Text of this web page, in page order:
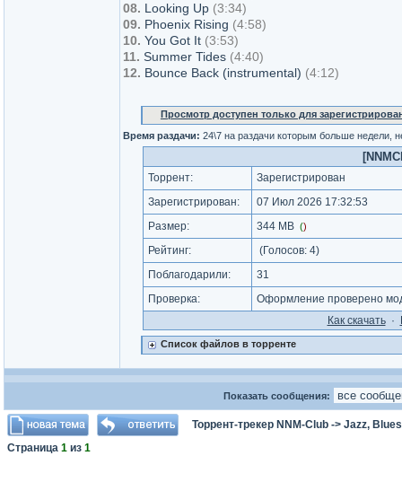
08. Looking Up (3:34)
09. Phoenix Rising (4:58)
10. You Got It (3:53)
11. Summer Tides (4:40)
12. Bounce Back (instrumental) (4:12)
Просмотр доступен только для
Время раздачи: 24\7 на раздачи которым больше недели,
Торрент:
Зарегистрирован
Зарегистрирован:
07 Июл 2026 17:32:53
Размер:
344 MB ()
Рейтинг: (Голосов: 4)
Поблагодарили:
31
Проверка:
Оформление проверено
Как cкачать·
Список файлов в торренте
Показать сообщения:
Торрент-трекер NNM-Club -> Jazz,
Страница 1 из 1